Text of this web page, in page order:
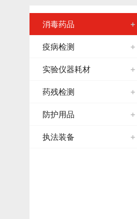
消毒药品 +
疫病检测 +
实验仪器耗材 +
药残检测 +
防护用品 +
执法装备 +